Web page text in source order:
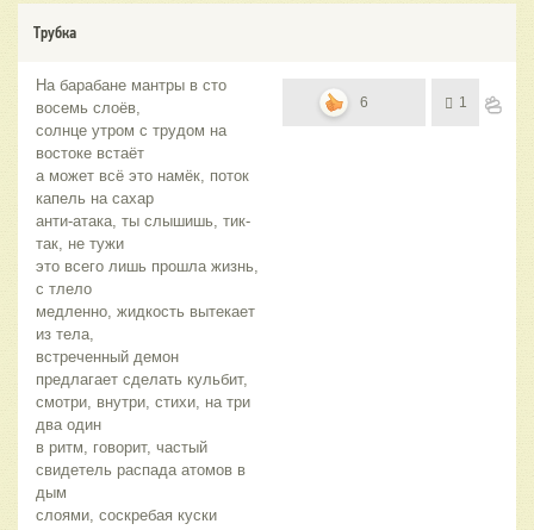
Трубка
На барабане мантры в сто
восемь слоёв,
солнце утром с трудом на
востоке встаёт
а может всё это намёк, поток
капель на сахар
анти-атака, ты слышишь, тик-
так, не тужи
это всего лишь прошла жизнь,
с тлело
медленно, жидкость вытекает
из тела,
встреченный демон
предлагает сделать кульбит,
смотри, внутри, стихи, на три
два один
в ритм, говорит, частый
свидетель распада атомов в
дым
слоями, соскребая куски
6 1